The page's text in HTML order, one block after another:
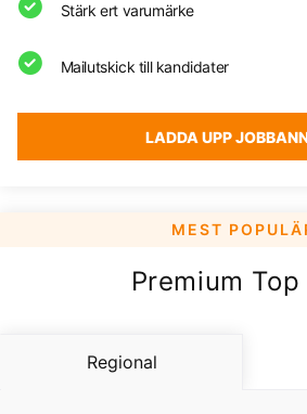
Stärk ert varumärke
Mailutskick till kandidater
LADDA UPP
Premium
Regional